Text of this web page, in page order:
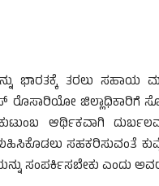
ಭಾರತಕ್ಕೆ ತರಲು ಸಹಾಯ
ರೊಸಾರಿಯೋ
ಆರ್ಥಿಕವಾಗಿ
ಸಹಕರಿಸುವಂತೆ
ಸಂಪ‍ರ್ಕಿಸಬೇಕು ಎಂದು